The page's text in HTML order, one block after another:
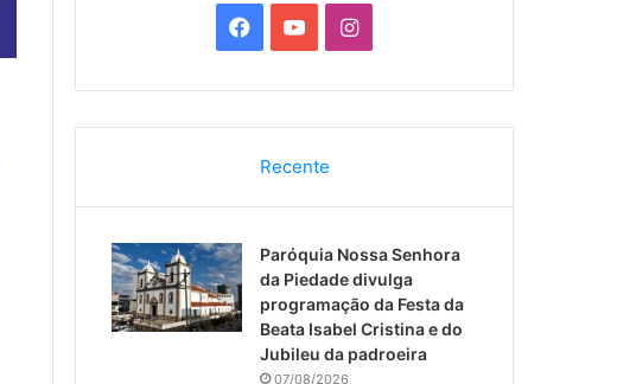
c
e
b
o
o
k
u
T
u
b
e
I
s
a
g
r
a
Recente
Paróquia Nossa Senhora
da Piedade divulga
programação da Festa da
Beata Isabel Cristina e do
Jubileu da padroeira
07/08/2026